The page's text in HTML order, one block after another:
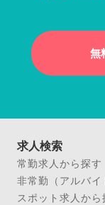
無
求人検索
常勤求人から探す
非常勤（アルバ
スポット求人から